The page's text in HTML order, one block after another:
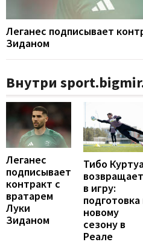
Леганес подписывает
Зиданом
Внутри
Леганес
подписывает
контракт с
вратарем
Луки
Зиданом
Тибо
в игру:
подготовка
новому
сезону в
Реале